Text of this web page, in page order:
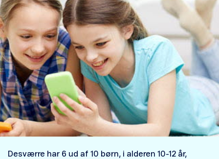
Desværre har 6 ud af 10 børn, i alderen 10-12 år,